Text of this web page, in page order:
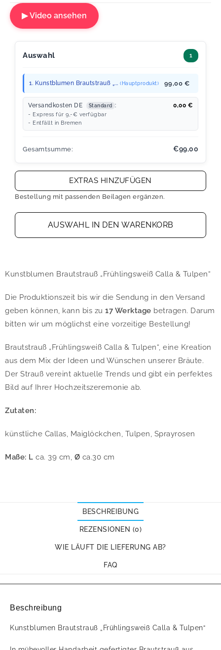
▶ Video ansehen
Auswahl 1
1. Kunstblumen Brautstrauß „... (Hauptprodukt) 99,00 €
Versandkosten DE Standard : 0,00 €
- Express für 9,-€ verfügbar
- Entfällt in Bremen
Gesamtsumme: €99,00
EXTRAS HINZUFÜGEN
Bestellung mit passenden Beilagen ergänzen.
AUSWAHL IN DEN WARENKORB
Kunstblumen Brautstrauß „Frühlingsweiß Calla & Tulpen“
Die Produktionszeit bis wir die Sendung in den Versand
geben können, kann bis zu 17 Werktage betragen. Darum
bitten wir um möglichst eine vorzeitige Bestellung!
Brautstrauß „Frühlingsweiß Calla & Tulpen“, eine Kreation
aus dem Mix der Ideen und Wünschen unserer Bräute.
Der Strauß vereint aktuelle Trends und gibt ein perfektes
Bild auf Ihrer Hochzeitszeremonie ab.
Zutaten:
künstliche Callas, Maiglöckchen, Tulpen, Sprayrosen
Maße: L ca. 39 cm, Ø ca.30 cm
BESCHREIBUNG
REZENSIONEN (0)
WIE LÄUFT DIE LIEFERUNG AB?
FAQ
Beschreibung
Kunstblumen Brautstrauß „Frühlingsweiß Calla & Tulpen“